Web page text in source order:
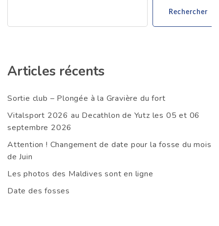
Rechercher
Articles récents
Sortie club – Plongée à la Gravière du fort
Vitalsport 2026 au Decathlon de Yutz les 05 et 06
septembre 2026
Attention ! Changement de date pour la fosse du mois
de Juin
Les photos des Maldives sont en ligne
Date des fosses